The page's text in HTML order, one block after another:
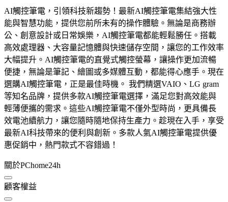
AI觸控筆電，引領科技新趨勢！最新AI觸控筆電集結強大性
能與智慧功能，提供您前所未有的操作體驗。無論是商務辦
公、創意設計或日常娛樂，AI觸控筆電都能輕鬆勝任。搭載
高效處理器、大容量記憶體與快速儲存空間，讓您的工作效率
大幅提升。AI觸控筆電的直覺式觸控螢幕，讓操作更加流暢
便捷，無論是筆記、繪圖或多媒體互動，都能得心應手。現在
選購AI觸控筆電，正是最佳時機。 我們精選VAIO、LG gram
等知名品牌，提供多款AI觸控筆電選擇，滿足您對高效能與
輕薄便攜的需求。這些AI觸控筆電不僅外型時尚，更具備長
效電池續航力，讓您隨時隨地保持生產力。趁現在入手，享受
最新AI科技帶來的便利與創新。多款人氣AI觸控筆電提供優
惠促銷中，熱門款式不容錯過！
關於PChome24h
顧客權益